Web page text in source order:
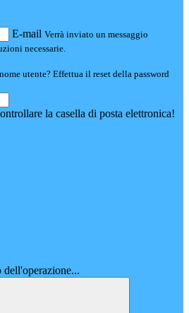
E-mail Verrà inviato un messaggio
necessarie.
utente? Effettua il reset della password
la casella di posta elettronica!
dell'operazione...